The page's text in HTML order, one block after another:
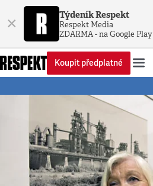
× Týdeník Respekt
Respekt Media
ZDARMA - na Google Play
Koupit předplatné